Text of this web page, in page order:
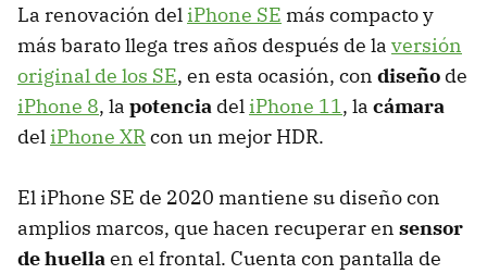
La renovación del iPhone SE más compacto y
más barato llega tres años después de la versión
original de los SE, en esta ocasión, con diseño de
iPhone 8, la potencia del iPhone 11, la cámara
del iPhone XRcon un mejor HDR.
El iPhone SE de 2020 mantiene su diseño con
amplios marcos, que hacen recuperar en sensor
de huellaen el frontal. Cuenta con pantalla de